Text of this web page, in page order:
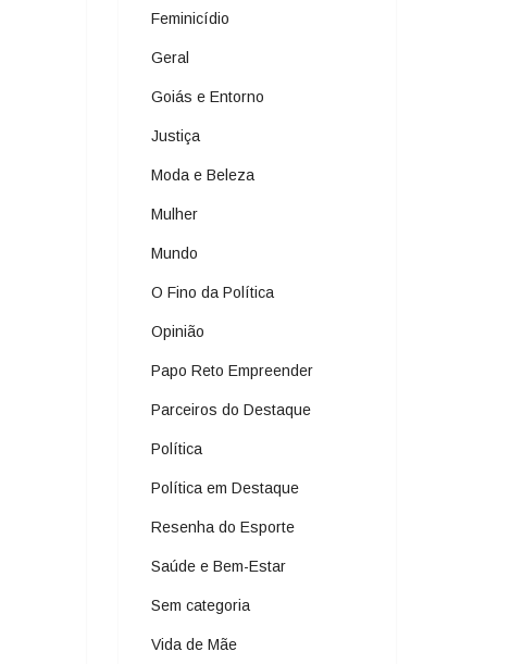
Feminicídio
Geral
Goiás e Entorno
Justiça
Moda e Beleza
Mulher
Mundo
O Fino da Política
Opinião
Papo Reto Empreender
Parceiros do Destaque
Política
Política em Destaque
Resenha do Esporte
Saúde e Bem-Estar
Sem categoria
Vida de Mãe